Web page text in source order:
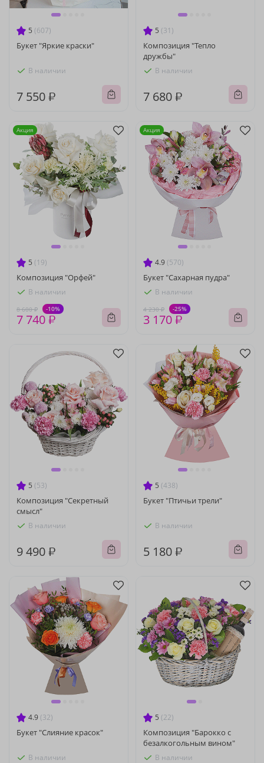
5 (607)
Букет "Яркие краски"
В наличии
7 550 ₽
5 (31)
Композиция "Тепло
дружбы"
В наличии
7 680 ₽
5 (19)
Композиция "Орфей"
В наличии
8 600 ₽ -10%
7 740 ₽
Акция
4.9 (570)
Букет "Сахарная пудра"
В наличии
4 230 ₽ -25%
3 170 ₽
Акция
5 (53)
Композиция "Секретный
смысл"
В наличии
9 490 ₽
5 (438)
Букет "Птичьи трели"
В наличии
5 180 ₽
4.9 (32)
Букет "Слияние красок"
В наличии
5 (22)
Композиция "Барокко с
безалкогольным вином"
В наличии